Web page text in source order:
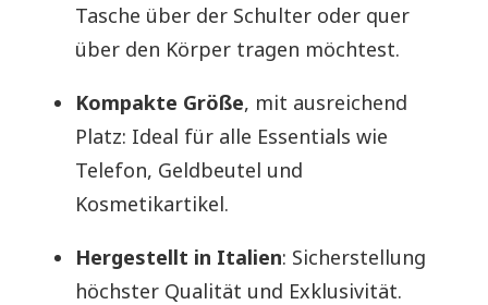
Tasche über der Schulter oder quer
über den Körper tragen möchtest.
Kompakte Größe, mit ausreichend
Platz: Ideal für alle Essentials wie
Telefon, Geldbeutel und
Kosmetikartikel.
Hergestellt in Italien: Sicherstellung
höchster Qualität und Exklusivität.